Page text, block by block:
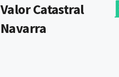
Valor Catastral
Navarra